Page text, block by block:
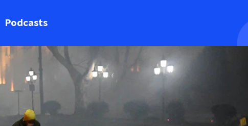
Podcasts